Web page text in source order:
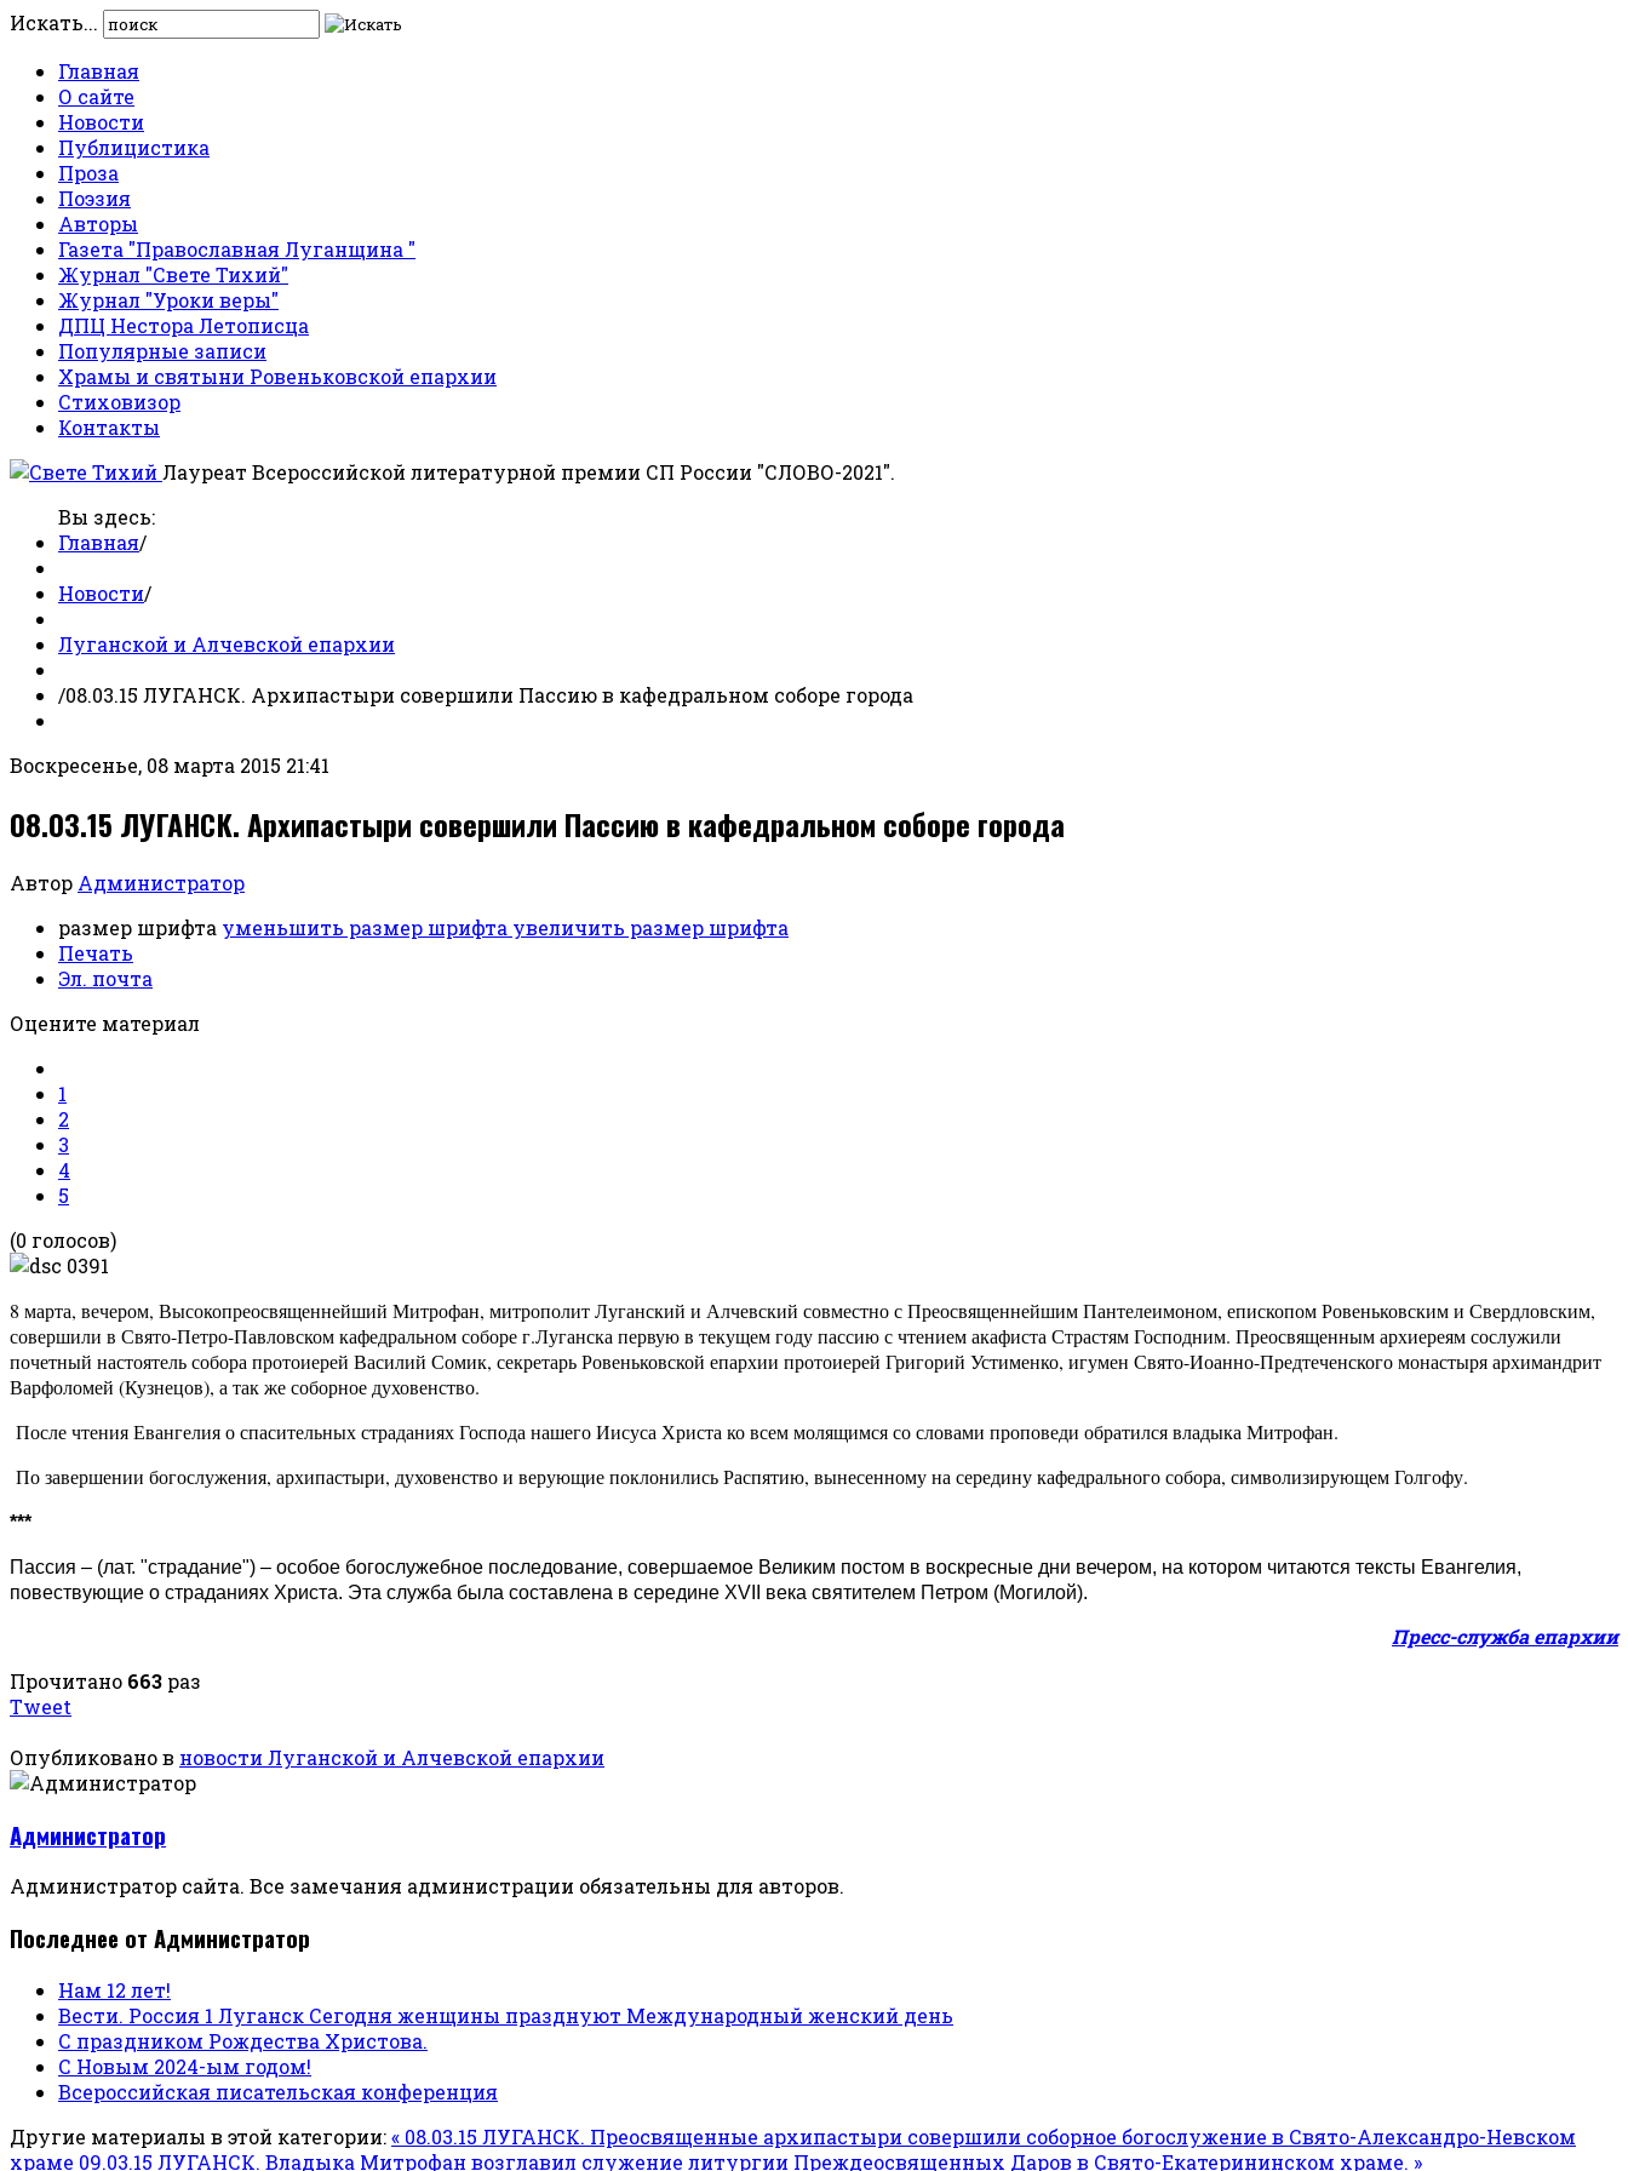
Искать...
Главная
О сайте
Новости
Публицистика
Проза
Поэзия
Авторы
Газета "Православная Луганщина "
Журнал "Свете Тихий"
Журнал "Уроки веры"
ДПЦ Нестора Летописца
Популярные записи
Храмы и святыни Ровеньковской епархии
Стиховизор
Контакты
Лауреат Всероссийской литературной премии СП России "СЛОВО-2021".
Вы здесь:
Главная/
Новости/
Луганской и Алчевской епархии
/08.03.15 ЛУГАНСК. Архипастыри совершили Пассию в кафедральном соборе города
Воскресенье, 08 марта 2015 21:41
08.03.15 ЛУГАНСК. Архипастыри совершили Пассию в кафедральном соборе города
Автор Администратор
размер шрифта уменьшить размер шрифта увеличить размер шрифта
Печать
Эл. почта
Оцените материал
1
2
3
4
5
(0 голосов)
8 марта, вечером, Высокопреосвященнейший Митрофан, митрополит Луганский и Алчевский совместно с Преосвященнейшим Пантелеимоном, епископом Ровеньковским и Свердловским,
совершили в Свято-Петро-Павловском кафедральном соборе г.Луганска первую в текущем году пассию с чтением акафиста Страстям Господним. Преосвященным архиереям сослужили
почетный настоятель собора протоиерей Василий Сомик, секретарь Ровеньковской епархии протоиерей Григорий Устименко, игумен Свято-Иоанно-Предтеченского монастыря архимандрит
Варфоломей (Кузнецов), а так же соборное духовенство.
После чтения Евангелия о спасительных страданиях Господа нашего Иисуса Христа ко всем молящимся со словами проповеди обратился владыка Митрофан.
По завершении богослужения, архипастыри, духовенство и верующие поклонились Распятию, вынесенному на середину кафедрального собора, символизирующем Голгофу.
***
Пассия – (лат. "страдание") – особое богослужебное последование, совершаемое Великим постом в воскресные дни вечером, на котором читаются тексты Евангелия,
повествующие о страданиях Христа. Эта служба была составлена в середине XVII века святителем Петром (Могилой).
Пресс-служба епархии
Прочитано 663 раз
Tweet
Опубликовано в новости Луганской и Алчевской епархии
Администратор
Администратор сайта. Все замечания администрации обязательны для авторов.
Последнее от Администратор
Нам 12 лет!
Вести. Россия 1 Луганск Сегодня женщины празднуют Международный женский день
С праздником Рождества Христова.
С Новым 2024-ым годом!
Всероссийская писательская конференция
Другие материалы в этой категории:« 08.03.15 ЛУГАНСК. Преосвященные архипастыри совершили соборное богослужение в Свято-Александро-Невском
храме 09.03.15 ЛУГАНСК. Владыка Митрофан возглавил служение литургии Преждеосвященных Даров в Свято-Екатерининском храме. »